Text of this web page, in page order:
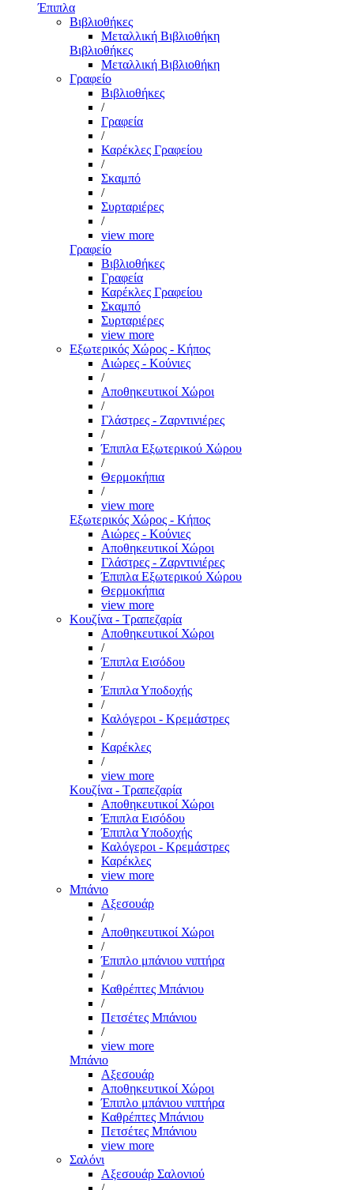
Έπιπλα
Βιβλιοθήκες
Μεταλλική Βιβλιοθήκη
Βιβλιοθήκες
Μεταλλική Βιβλιοθήκη
Γραφείο
Βιβλιοθήκες
/
Γραφεία
/
Καρέκλες Γραφείου
/
Σκαμπό
/
Συρταριέρες
/
view more
Γραφείο
Βιβλιοθήκες
Γραφεία
Καρέκλες Γραφείου
Σκαμπό
Συρταριέρες
view more
Εξωτερικός Χώρος - Κήπος
Αιώρες - Κούνιες
/
Αποθηκευτικοί Χώροι
/
Γλάστρες - Ζαρντινιέρες
/
Έπιπλα Εξωτερικού Χώρου
/
Θερμοκήπια
/
view more
Εξωτερικός Χώρος - Κήπος
Αιώρες - Κούνιες
Αποθηκευτικοί Χώροι
Γλάστρες - Ζαρντινιέρες
Έπιπλα Εξωτερικού Χώρου
Θερμοκήπια
view more
Κουζίνα - Τραπεζαρία
Αποθηκευτικοί Χώροι
/
Έπιπλα Εισόδου
/
Έπιπλα Υποδοχής
/
Καλόγεροι - Κρεμάστρες
/
Καρέκλες
/
view more
Κουζίνα - Τραπεζαρία
Αποθηκευτικοί Χώροι
Έπιπλα Εισόδου
Έπιπλα Υποδοχής
Καλόγεροι - Κρεμάστρες
Καρέκλες
view more
Μπάνιο
Αξεσουάρ
/
Αποθηκευτικοί Χώροι
/
Έπιπλο μπάνιου νιπτήρα
/
Καθρέπτες Μπάνιου
/
Πετσέτες Μπάνιου
/
view more
Μπάνιο
Αξεσουάρ
Αποθηκευτικοί Χώροι
Έπιπλο μπάνιου νιπτήρα
Καθρέπτες Μπάνιου
Πετσέτες Μπάνιου
view more
Σαλόνι
Αξεσουάρ Σαλονιού